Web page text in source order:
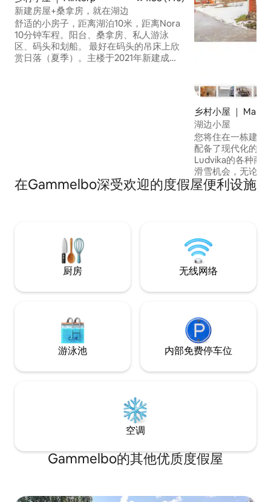
新建房屋+桑拿房，就在湖边
舒适的小房子，距离湖泊10米，距离Nora
10分钟车程。阳台、桑拿房、私人游泳
区、码头和划船。 最好在码头的吊床上欣
赏日落（夏季）。主楼于2021年新建成，
乡村小屋 ｜
rbacken
湖边小屋
您将住在一栋建于
配备了现代化的便利设施。
Ludvika的各种商
滑雪机会，无论是
上。 距离Romme
季，您可以在上
在Gammelbo深受欢迎的度假屋便利设施
厨房 无线网络
游泳池 内部免费停车位
空调
Gammelbo的其他优质度假屋